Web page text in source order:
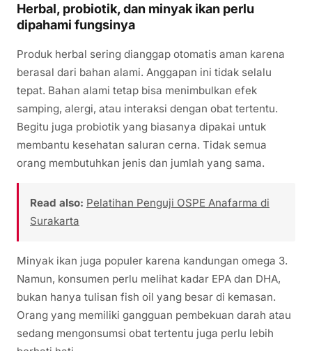
Herbal, probiotik, dan minyak ikan perlu
dipahami fungsinya
Produk herbal sering dianggap otomatis aman karena
berasal dari bahan alami. Anggapan ini tidak selalu
tepat. Bahan alami tetap bisa menimbulkan efek
samping, alergi, atau interaksi dengan obat tertentu.
Begitu juga probiotik yang biasanya dipakai untuk
membantu kesehatan saluran cerna. Tidak semua
orang membutuhkan jenis dan jumlah yang sama.
Read also: Pelatihan Penguji OSPE Anafarma di
Surakarta
Minyak ikan juga populer karena kandungan omega 3.
Namun, konsumen perlu melihat kadar EPA dan DHA,
bukan hanya tulisan fish oil yang besar di kemasan.
Orang yang memiliki gangguan pembekuan darah atau
sedang mengonsumsi obat tertentu juga perlu lebih